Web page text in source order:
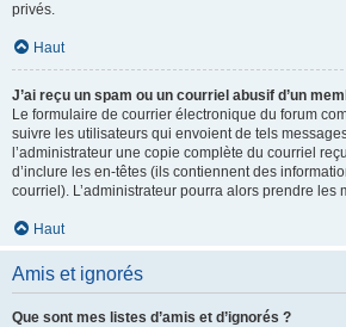
privés.
Haut
J’ai reçu un spam ou un courriel abusif d’un
Le formulaire de courrier électronique du forum
suivre les utilisateurs qui envoient de tels
l’administrateur une copie complète du courriel
d’inclure les en-têtes (ils contiennent des
courriel). L’administrateur pourra alors prendre les
Haut
Amis et ignorés
Que sont mes listes d’amis et d’ignorés ?